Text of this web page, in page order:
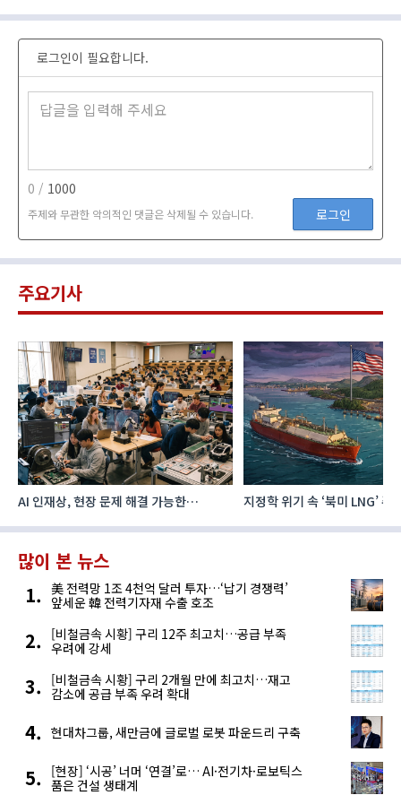
로그인이 필요합니다.
0 / 1000
주제와 무관한 악의적인 댓글은 삭제될 수 있습니다. 로그인
주요기사
AI 인재상, 현장 문제 해결 가능한
지정학 위기 속 ‘북미 LNG’
많이 본 뉴스
美 전력망 1조 4천억 달러 투자…‘납기 경쟁력’
앞세운 韓 전력기자재 수출 호조
[비철금속 시황] 구리 12주 최고치…공급 부족
우려에 강세
[비철금속 시황] 구리 2개월 만에 최고치…재고
감소에 공급 부족 우려 확대
현대차그룹, 새만금에 글로벌 로봇 파운드리 구축
[현장] ‘시공’ 너머 ‘연결’로… AI·전기차·로보틱스
품은 건설 생태계